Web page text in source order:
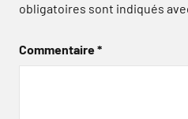
obligatoires sont indiqués
Commentaire*